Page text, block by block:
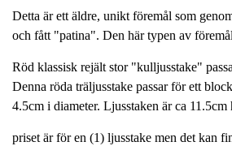
Detta är ett äldre, unikt föremål som
och fått "patina". Den här typen av
Röd klassisk rejält stor "kulljusstake"
Denna röda träljusstake passar för ett
4.5cm i diameter. Ljusstaken är ca 11.5cm
priset är för en (1) ljusstake men det kan